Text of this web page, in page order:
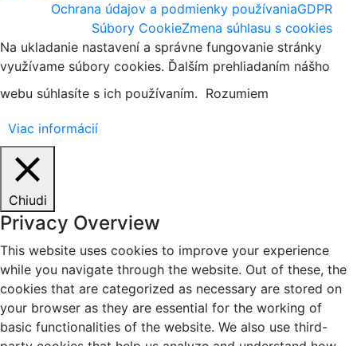
Ochrana údajov a podmienky používaniaGDPR
Súbory CookieZmena súhlasu s cookies
Na ukladanie nastavení a správne fungovanie stránky
využívame súbory cookies. Ďalším prehliadaním nášho
webu súhlasíte s ich používaním. Rozumiem
Viac informácií
Chiudi
Privacy Overview
This website uses cookies to improve your experience
while you navigate through the website. Out of these, the
cookies that are categorized as necessary are stored on
your browser as they are essential for the working of
basic functionalities of the website. We also use third-